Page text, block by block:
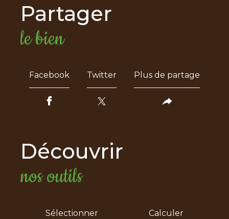
partager
le bien
Facebook Twitter Plus de partage
découvrir
nos outils
Sélectionner Calculer